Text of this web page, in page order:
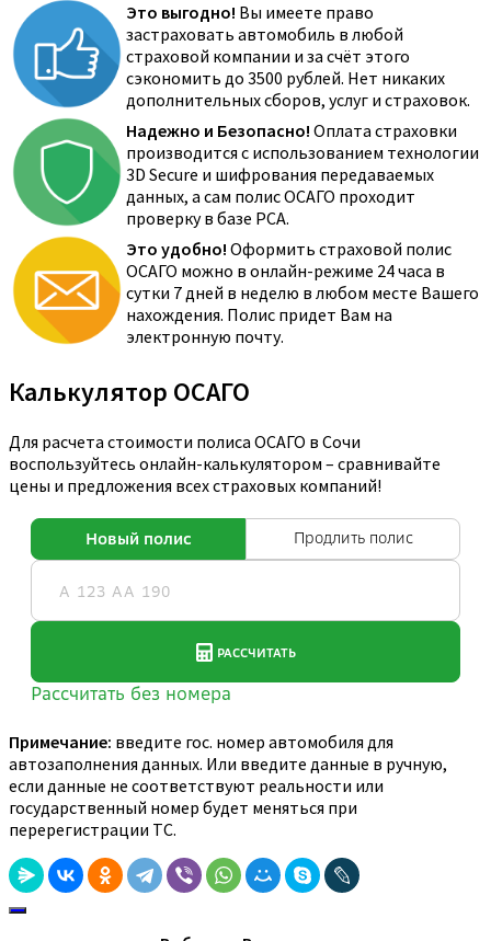
Это выгодно! Вы имеете право
застраховать автомобиль в любой
страховой компании и за счёт этого
сэкономить до 3500 рублей. Нет никаких
дополнительных сборов, услуг и страховок.
Надежно и Безопасно! Оплата страховки
производится с использованием технологии
3D Secure и шифрования передаваемых
данных, а сам полис ОСАГО проходит
проверку в базе РСА.
Это удобно! Оформить страховой полис
ОСАГО можно в онлайн-режиме 24 часа в
сутки 7 дней в неделю в любом месте Вашего
нахождения. Полис придет Вам на
электронную почту.
Калькулятор ОСАГО
Для расчета стоимости полиса ОСАГО в Сочи
воспользуйтесь онлайн-калькулятором – сравнивайте
цены и предложения всех страховых компаний!
Примечание: введите гос. номер автомобиля для
автозаполнения данных. Или введите данные в ручную,
если данные не соответствуют реальности или
государственный номер будет меняться при
перерегистрации ТС.